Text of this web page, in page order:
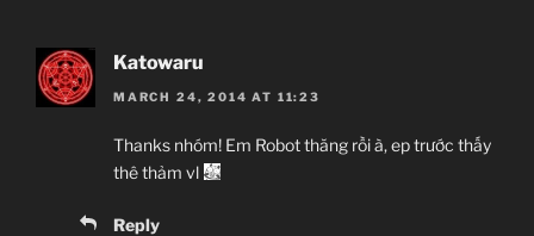
Katowaru
MARCH 24, 2014 AT 11:23
Thanks nhóm! Em Robot thăng rồi à, ep trước thấy
thê thảm vl
Reply